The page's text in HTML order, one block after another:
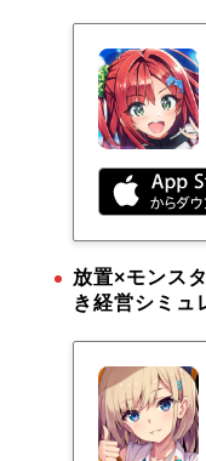
放置×モンス
き経営シミュ